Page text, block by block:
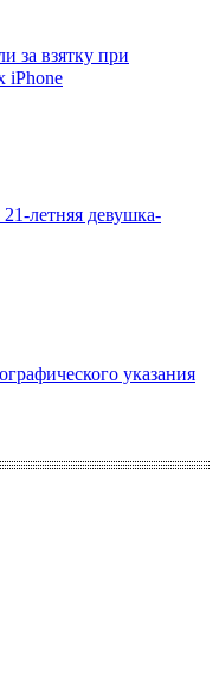
за взятку при
iPhone
летняя девушка-
указания